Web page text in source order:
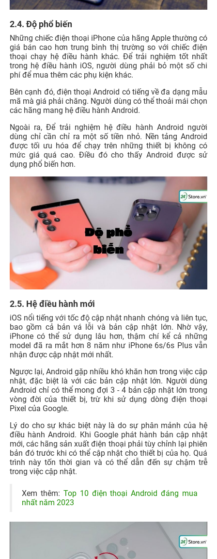
2.4. Độ phổ biến
Những chiếc điện thoại iPhone của hãng Apple thường có
giá bán cao hơn trung bình thị trường so với chiếc điện
thoại chạy hệ điều hành khác. Để trải nghiệm tốt nhất
trong hệ điều hành iOS, người dùng phải bỏ một số chi
phí để mua thêm các phụ kiện khác.
Bên cạnh đó, điện thoại Android có tiếng về đa dạng mẫu
mã mà giá phải chăng. Người dùng có thể thoải mái chọn
các hãng mang hệ điều hành Android.
Ngoài ra, Để trải nghiệm hệ điều hành Android người
dùng chỉ cần chỉ ra một số tiền nhỏ. Nền tảng Android
được tối ưu hóa để chạy trên những thiết bị không có
mức giá quá cao. Điều đó cho thấy Android được sử
dụng phổ biến hơn.
2.5. Hệ điều hành mới
iOS nổi tiếng với tốc độ cập nhật nhanh chóng và liên tục,
bao gồm cả bản vá lỗi và bản cập nhật lớn. Nhờ vậy,
iPhone có thể sử dụng lâu hơn, thậm chí kể cả những
model đã ra mắt hơn 8 năm như iPhone 6s/6s Plus vẫn
nhận được cập nhật mới nhất.
Ngược lại, Android gặp nhiều khó khăn hơn trong việc cập
nhật, đặc biệt là với các bản cập nhật lớn. Người dùng
Android chỉ có thể mong đợi 3 - 4 bản cập nhật lớn trong
vòng đời của thiết bị, trừ khi sử dụng dòng điện thoại
Pixel của Google.
Lý do cho sự khác biệt này là do sự phân mảnh của hệ
điều hành Android. Khi Google phát hành bản cập nhật
mới, các hãng sản xuất điện thoại phải tùy chỉnh lại phiên
bản đó trước khi có thể cập nhật cho thiết bị của họ. Quá
trình này tốn thời gian và có thể dẫn đến sự chậm trễ
trong việc cập nhật.
Xem thêm: Top 10 điện thoại Android đáng mua
nhất năm 2023